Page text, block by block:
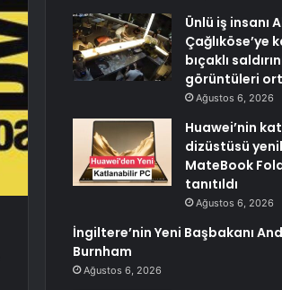
Ünlü iş insanı
Çağlıköse’ye
bıçaklı
görüntüleri
Ağustos 6, 2026
Huawei’nin
dizüstüsü
MateBook
tanıtıldı
Ağustos 6, 2026
İngiltere’nin Yeni Başbakanı
Burnham
Ağustos 6, 2026